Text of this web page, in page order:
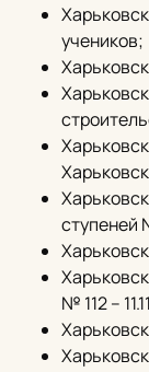
учеников;
ступеней
№ 112 –